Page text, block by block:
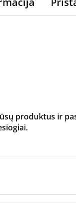
produktus ir
konkrečių prekės